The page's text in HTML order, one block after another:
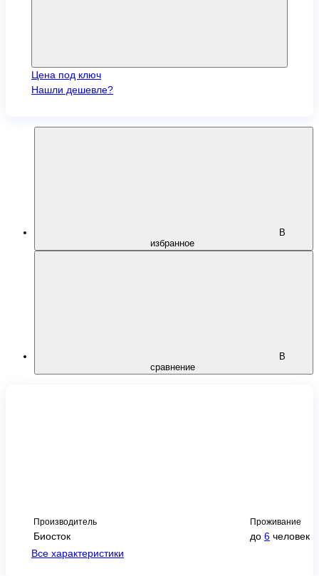
Цена под ключ
Нашли дешевле?
В
избранное
В
сравнение
Производитель
Биосток
Проживание
до 6 человек
Все характеристики